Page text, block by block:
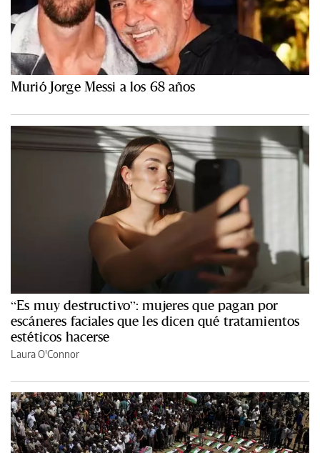
Murió Jorge Messi a los 68 años
“Es muy destructivo”: mujeres que pagan por
escáneres faciales que les dicen qué tratamientos
estéticos hacerse
Laura O'Connor